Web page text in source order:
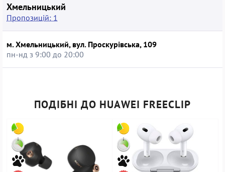
Хмельницький
Пропозицій: 1
м. Хмельницький, вул. Проскурівська, 109
пн-нд з 9:00 до 20:00
ПОДІБНІ ДО HUAWEI FREECLIP